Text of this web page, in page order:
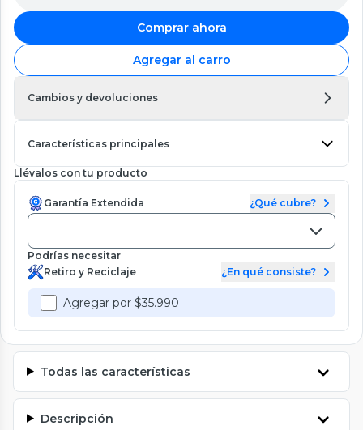
Comprar ahora
Agregar al carro
Cambios y devoluciones
Características principales
Llévalos con tu producto
Garantía Extendida ¿Qué cubre?
Podrías necesitar
Retiro y Reciclaje
¿En qué consiste?
Agregar por $35.990
Todas las características
Descripción